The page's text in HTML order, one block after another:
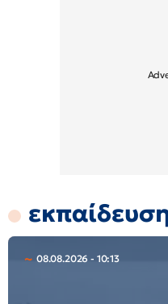
08.08.2026 - 10:13